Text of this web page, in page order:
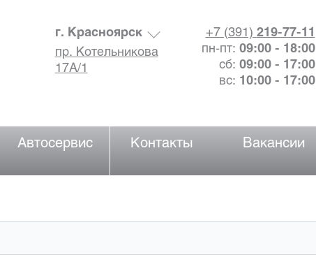
+7 (391) 219-77-11
пн-пт: 09:00 - 18:00
сб: 09:00 - 17:00
вс: 10:00 - 17:00
г. Красноярск
пр. Котельникова
17А/1
Автосервис Контакты Вакансии